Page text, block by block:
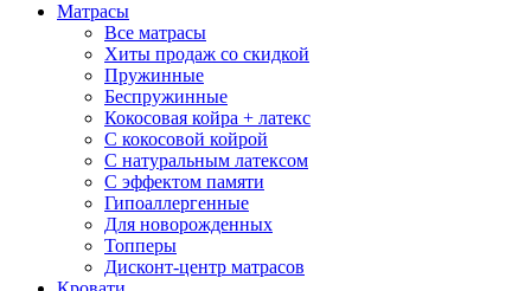
Матрасы
Все матрасы
Хиты продаж со скидкой
Пружинные
Беспружинные
Кокосовая койра + латекс
С кокосовой койрой
С натуральным латексом
С эффектом памяти
Гипоаллергенные
Для новорожденных
Топперы
Дисконт-центр матрасов